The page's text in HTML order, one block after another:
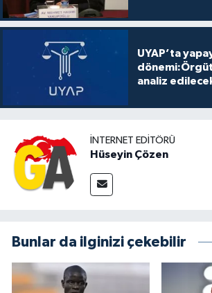
UYAP’ta
dönemi:Örgüt
analiz
İNTERNET EDITÖRÜ
Hüseyin Çözen
Bunlar da ilginizi çekebilir